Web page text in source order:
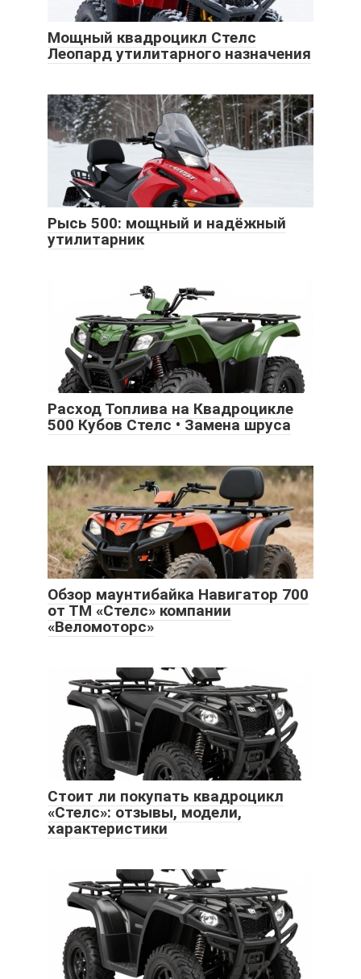
Мощный квадроцикл Стелс
Леопард утилитарного назначения
Рысь 500: мощный и надёжный
утилитарник
Расход Топлива на Квадроцикле
500 Кубов Стелс • Замена шруса
Обзор маунтибайка Навигатор 700
от ТМ «Стелс» компании
«Веломоторс»
Стоит ли покупать квадроцикл
«Стелс»: отзывы, модели,
характеристики